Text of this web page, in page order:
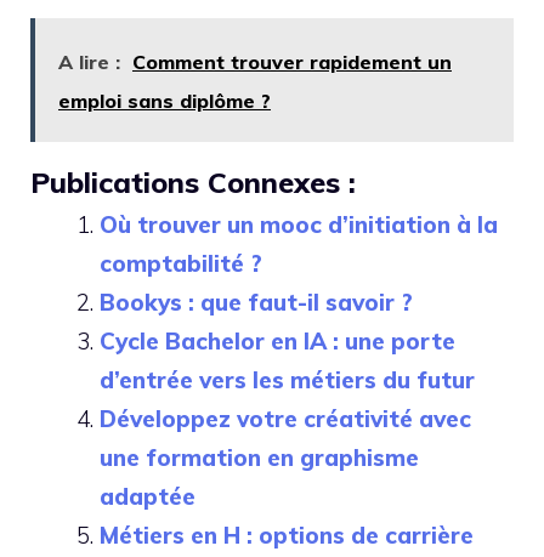
A lire : Comment trouver rapidement un
emploi sans diplôme ?
Publications Connexes :
Où trouver un mooc d’initiation à la
comptabilité ?
Bookys : que faut-il savoir ?
Cycle Bachelor en IA : une porte
d’entrée vers les métiers du futur
Développez votre créativité avec
une formation en graphisme
adaptée
Métiers en H : options de carrière